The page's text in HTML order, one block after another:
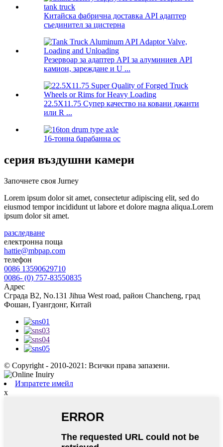
Китайска фабрична доставка API адаптер
съединител за цистерна
Резервоар за адаптер API за алуминиев API
камион, зареждане и U ...
22.5X11.75 Супер качество на ковани джанти
или R ...
16-тонна барабанна ос
серия въздушни камери
Започнете своя Jurney
Lorem ipsum dolor sit amet, consectetur adipiscing elit, sed do
eiusmod tempor incididunt ut labore et dolore magna aliqua.Lorem
ipsum dolor sit amet.
разследване
електронна поща
hattie@mbpap.com
телефон
0086 13590629710
0086- (0) 757-83550835
Адрес
Сграда B2, No.131 Jihua West road, район Chancheng, град
Фошан, Гуангдонг, Китай
© Copyright - 2010-2021: Всички права запазени.
Изпратете имейл
x